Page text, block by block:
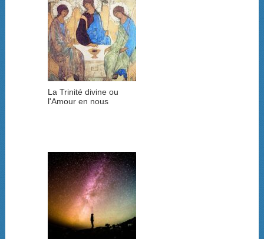
La Trinité divine ou
l'Amour en nous